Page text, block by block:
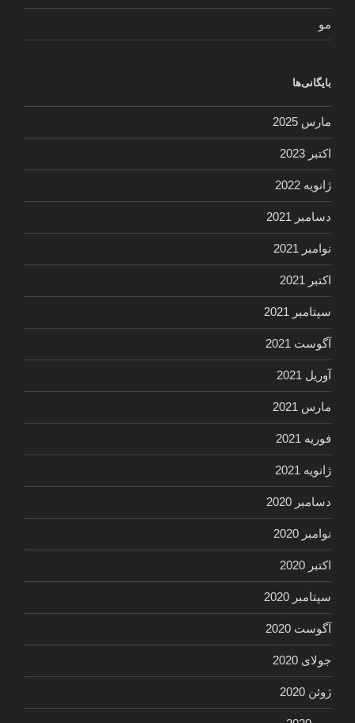
مو
بایگانی‌ها
مارس 2025
اکتبر 2023
ژانویه 2022
دسامبر 2021
نوامبر 2021
اکتبر 2021
سپتامبر 2021
آگوست 2021
آوریل 2021
مارس 2021
فوریه 2021
ژانویه 2021
دسامبر 2020
نوامبر 2020
اکتبر 2020
سپتامبر 2020
آگوست 2020
جولای 2020
ژوئن 2020